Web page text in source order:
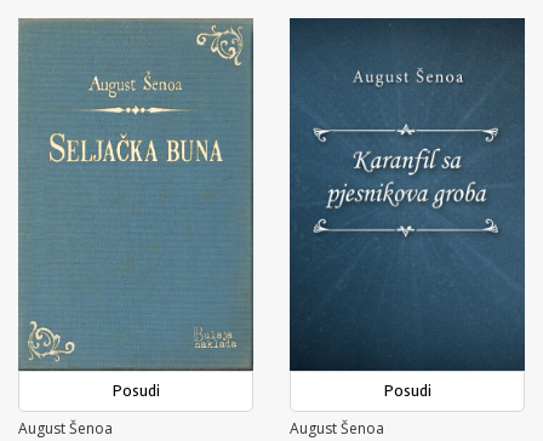
Posudi
August Šenoa
Posudi
August Šenoa